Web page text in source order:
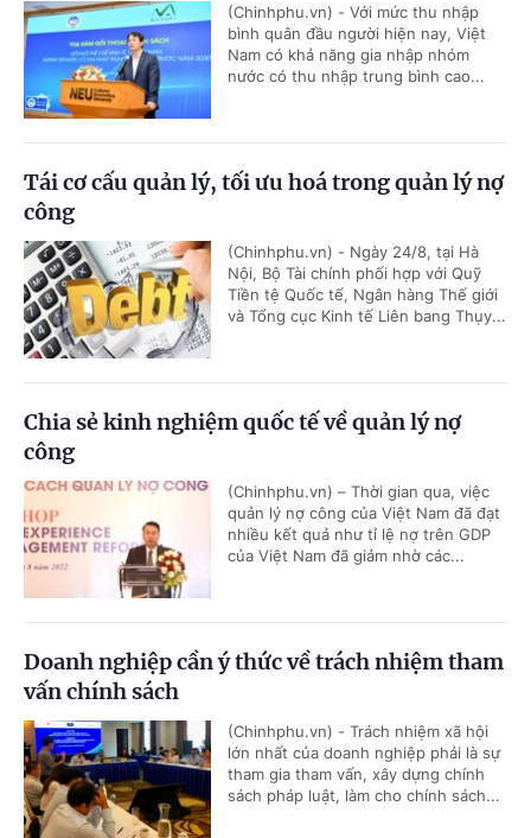
(Chinhphu.vn) - Với mức thu nhập
bình quân đầu người hiện nay, Việt
Nam có khả năng gia nhập nhóm
nước có thu nhập trung bình cao...
Tái cơ cấu quản lý, tối ưu hoá trong quản lý nợ
công
(Chinhphu.vn) - Ngày 24/8, tại Hà
Nội, Bộ Tài chính phối hợp với Quỹ
Tiền tệ Quốc tế, Ngân hàng Thế giới
và Tổng cục Kinh tế Liên bang Thụy...
Chia sẻ kinh nghiệm quốc tế về quản lý nợ
công
(Chinhphu.vn) – Thời gian qua, việc
quản lý nợ công của Việt Nam đã đạt
nhiều kết quả như tỉ lệ nợ trên GDP
của Việt Nam đã giảm nhờ các...
Doanh nghiệp cần ý thức về trách nhiệm tham
vấn chính sách
(Chinhphu.vn) - Trách nhiệm xã hội
lớn nhất của doanh nghiệp phải là sự
tham gia tham vấn, xây dựng chính
sách pháp luật, làm cho chính sách...